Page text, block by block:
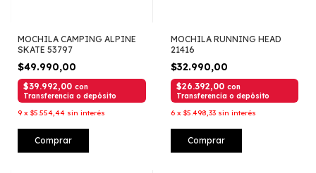
MOCHILA CAMPING ALPINE
SKATE 53797
$49.990,00
$39.992,00 con
Transferencia o depósito
9 x $5.554,44 sin interés
Comprar
MOCHILA RUNNING HEAD
21416
$32.990,00
$26.392,00 con
Transferencia o depósito
6 x $5.498,33 sin interés
Comprar